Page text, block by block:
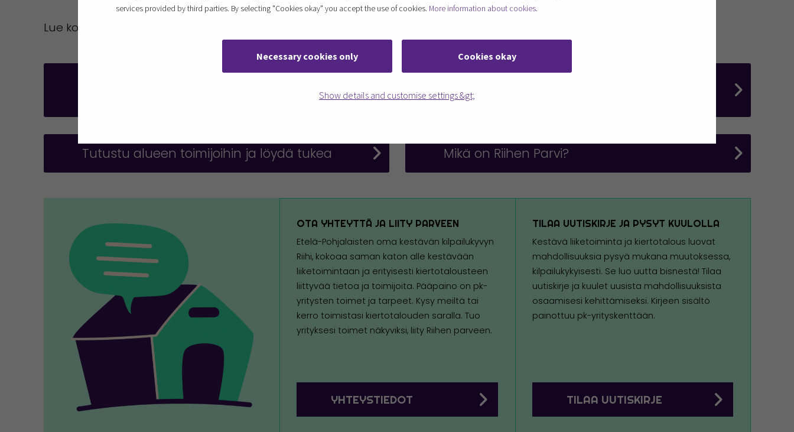
services provided by third parties. By selecting "Cookies okay" you accept the use of cookies. More information about cookies.
Necessary cookies only Cookies okay
Show details and customise settings &gt;
Lue koko artikkeli täältä:
E-P:llä
Tutustu alueen toimijoihin ja löydä tukea Mikä on Riihen Parvi?
OTA YHTEYTTÄ JA LIITY PARVEEN
Etelä-Pohjalaisten oma kestävän kilpailukyvyn
Riihi, kokoaa saman katon alle kestävään
liiketoimintaan ja erityisesti kiertotalousteen
liittyvää tietoa ja toimijoita. Pääpaino on pk-
yritysten toimet ja tarpeet. Kysy meiltä tai
kerro toimistasi kiertotalouden saralla. Tuo
yrityksesi toimet näkyviksi, liity Riihen parveen.
YHTEYSTIEDOT
TILAA UUTISKIRJE JA PYSYT KUULOLLA
Kestävä liiketoiminta ja kiertotalous luovat
mahdollisuuksia pysyä mukana muutoksessa,
kilpailukykyisesti. Se luo uutta bisnestä! Tilaa
uutiskirje ja kuulet uusista mahdollisuuksista
osaamisesi kehittämiseksi. Kirjeen sisältö
painottuu pk-yrityskenttään.
TILAA UUTISKIRJE